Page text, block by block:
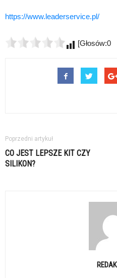
https://www.leaderservice.pl/
[Głosów:0
Poprzedni artykuł
CO JEST LEPSZE KIT CZY
SILIKON?